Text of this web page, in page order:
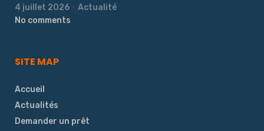
4 juillet 2026
Actualité
No comments
SITE MAP
Accueil
Actualités
Demander un prêt